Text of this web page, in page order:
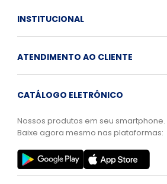
INSTITUCIONAL
ATENDIMENTO AO CLIENTE
CATÁLOGO ELETRÔNICO
Nossos produtos em seu smartphone.
Baixe agora mesmo nas plataformas: